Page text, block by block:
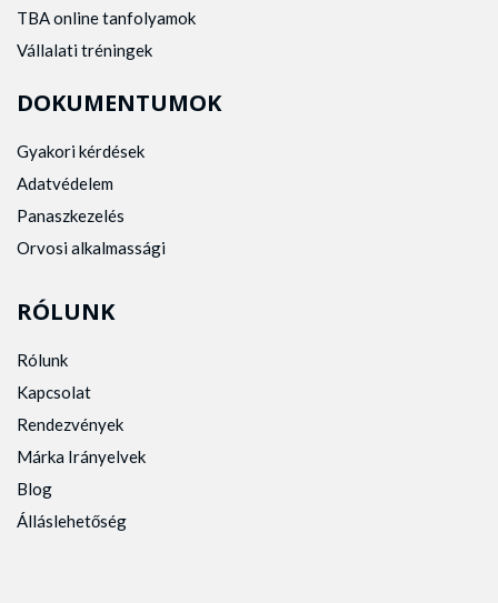
TBA online tanfolyamok
Vállalati tréningek
DOKUMENTUMOK
Gyakori kérdések
Adatvédelem
Panaszkezelés
Orvosi alkalmassági
RÓLUNK
Rólunk
Kapcsolat
Rendezvények
Márka Irányelvek
Blog
Álláslehetőség